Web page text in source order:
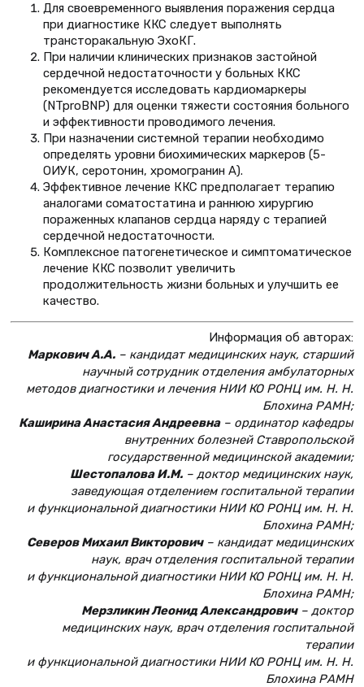
Для своевременного выявления поражения сердца
при диагностике ККС следует выполнять
трансторакальную ЭхоКГ.
При наличии клинических признаков застойной
сердечной недостаточности у больных ККС
рекомендуется исследовать кардиомаркеры
(NTproBNP) для оценки тяжести состояния больного
и эффективности проводимого лечения.
При назначении системной терапии необходимо
определять уровни биохимических маркеров (5-
ОИУК, серотонин, хромогранин А).
Эффективное лечение ККС предполагает терапию
аналогами соматостатина и раннюю хирургию
пораженных клапанов сердца наряду с терапией
сердечной недостаточности.
Комплексное патогенетическое и симптоматическое
лечение ККС позволит увеличить
продолжительность жизни больных и улучшить ее
качество.
Информация об авторах:
Маркович А.А. – кандидат медицинских наук, старший
научный сотрудник отделения амбулаторных
методов диагностики и лечения НИИ КО РОНЦ им. Н. Н.
Блохина РАМН;
Каширина Анастасия Андреевна– ординатор кафедры
внутренних болезней Ставропольской
государственной медицинской академии;
Шестопалова И.М. – доктор медицинских наук,
заведующая отделением госпитальной терапии
и функциональной диагностики НИИ КО РОНЦ им. Н. Н.
Блохина РАМН;
Северов Михаил Викторович– кандидат медицинских
наук, врач отделения госпитальной терапии
и функциональной диагностики НИИ КО РОНЦ им. Н. Н.
Блохина РАМН;
Мерзликин Леонид Александрович– доктор
медицинских наук, врач отделения госпитальной
терапии
и функциональной диагностики НИИ КО РОНЦ им. Н. Н.
Блохина РАМН